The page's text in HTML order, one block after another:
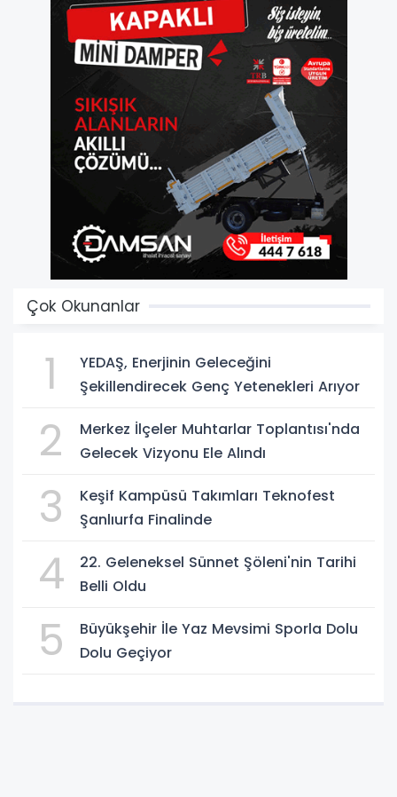
Çok Okunanlar
1
YEDAŞ, Enerjinin Geleceğini
Şekillendirecek Genç Yetenekleri Arıyor
2
Merkez İlçeler Muhtarlar Toplantısı'nda
Gelecek Vizyonu Ele Alındı
3
Keşif Kampüsü Takımları Teknofest
Şanlıurfa Finalinde
4
22. Geleneksel Sünnet Şöleni'nin Tarihi
Belli Oldu
5
Büyükşehir İle Yaz Mevsimi Sporla Dolu
Dolu Geçiyor